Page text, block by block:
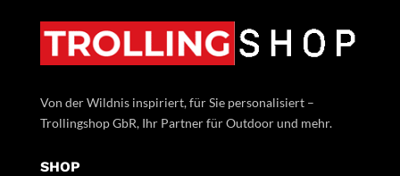
Von der Wildnis inspiriert, für Sie personalisiert –
Trollingshop GbR, Ihr Partner für Outdoor und mehr.
SHOP